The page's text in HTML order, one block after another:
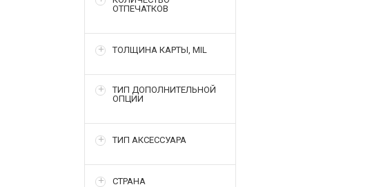
ОТПЕЧАТКОВ
ТОЛЩИНА КАРТЫ, MIL
ТИП ДОПОЛНИТЕЛЬНОЙ
ОПЦИИ
ТИП АКСЕССУАРА
СТРАНА